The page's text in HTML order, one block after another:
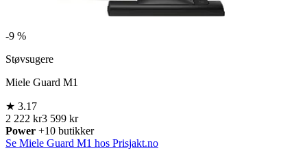
-9 %
Støvsugere
Miele Guard M1
★ 3.17
2 222 kr3 599 kr
Power +10 butikker
Se Miele Guard M1 hos Prisjakt.no